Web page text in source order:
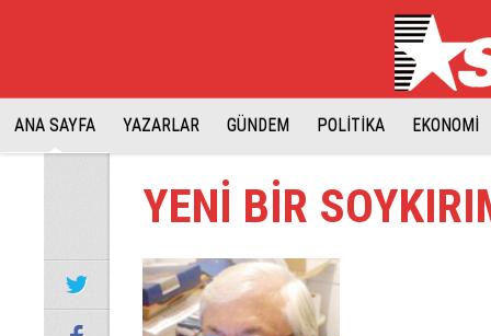
ANA SAYFA YAZARLAR GÜNDEM POLİTİKA EKONOMİ
YENİ BİR